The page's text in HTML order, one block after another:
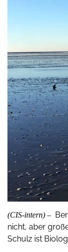
(CIS-intern) –
nicht, aber
Schulz ist